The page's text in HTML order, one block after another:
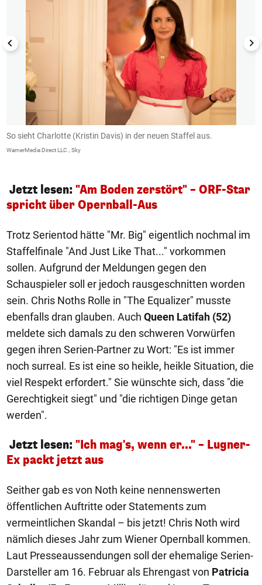
So sieht Charlotte (Kristin Davis) in der neuen Staffel aus.
WarnerMedia Direct LLC., Sky
Jetzt lesen: "Am Boden zerstört" – ORF-Star
spricht über Opernball-Aus
Trotz Serientod hätte "Mr. Big" eigentlich nochmal im
Staffelfinale "And Just Like That..." vorkommen
sollen. Aufgrund der Meldungen gegen den
Schauspieler soll er jedoch rausgeschnitten worden
sein. Chris Noths Rolle in "The Equalizer" musste
ebenfalls dran glauben. Auch Queen Latifah (52)
meldete sich damals zu den schweren Vorwürfen
gegen ihren Serien-Partner zu Wort: "Es ist immer
noch surreal. Es ist eine so heikle, heikle Situation, die
viel Respekt erfordert." Sie wünschte sich, dass "die
Gerechtigkeit siegt" und "die richtigen Dinge getan
werden".
Jetzt lesen: "Ich mag's, wenn er..." – Lugner-
Ex packt jetzt aus
Seither gab es von Noth keine nennenswerten
öffentlichen Auftritte oder Statements zum
vermeintlichen Skandal – bis jetzt! Chris Noth wird
nämlich dieses Jahr zum Wiener Opernball kommen.
Laut Presseaussendungen soll der ehemalige Serien-
Darsteller am 16. Februar als Ehrengast von Patricia